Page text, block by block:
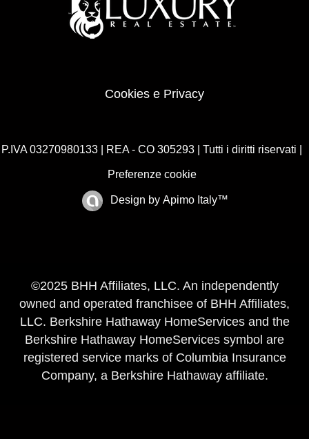
Cookies e Privacy
P.IVA 03270980133 | REA - CO 305293 | Tutti i diritti riservati |
Preferenze cookie
Design by Apimo Italy™
©2025 BHH Affiliates, LLC. An independently
owned and operated franchisee of BHH Affiliates,
LLC. Berkshire Hathaway HomeServices and the
Berkshire Hathaway HomeServices symbol are
registered service marks of Columbia Insurance
Company, a Berkshire Hathaway affiliate.